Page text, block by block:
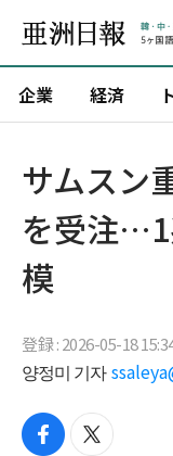
企業 経済
サムスン
を受注
模
登録 : 2026-05-18
양정미 기자
f
t